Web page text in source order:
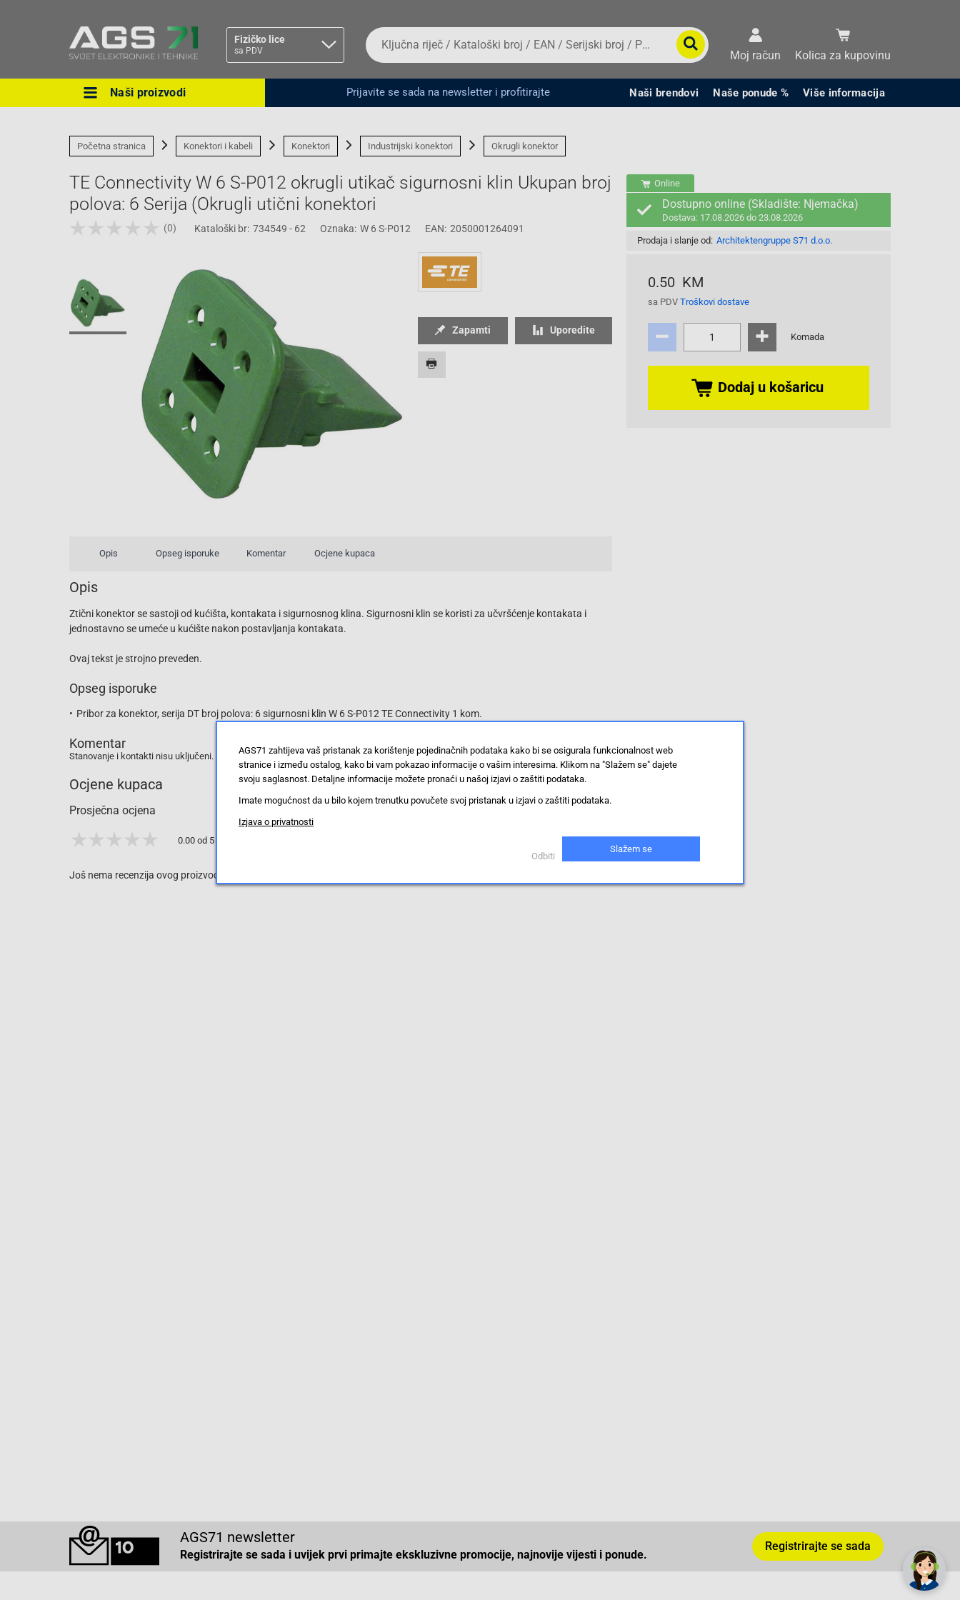
Fizičko lice
sa PDV
Ova postavka prilagođava asortiman proizvoda i
Pravno lice Fizičko lice
Da
biste
potražili
proizvod,
unesite
broj,
EAN
serijski
broj
Moj račun Kolica za kupovinu
Naši proizvodi Prijavite se sada na newsletter i profitirajte Naši brendovi Naše ponude % Više informacija
Početna stranica Konektori i kabeli Konektori Industrijski konektori Okrugli konektor
TE Connectivity W 6 S-P012 okrugli utikač sigurnosni klin Ukupan broj
polova: 6 Serija (Okrugli utični konektori
(0) Kataloški br: 734549 - 62 Oznaka: W 6 S-P012 EAN: 2050001264091
Online
Dostupno online (Skladište: Njemačka)
Dostava: 17.08.2026 do 23.08.2026
Prodaja i slanje od: Architektengruppe S71 d.o.o.
0.50 KM
sa PDV Troškovi dostave
Komada
Dodaj u košaricu
Zapamti Uporedite
Opis Opseg isporuke Komentar Ocjene kupaca
Opis
Ztični konektor se sastoji od kućišta, kontakata i sigurnosnog klina. Sigurnosni klin se koristi za učvršćenje kontakata i
jednostavno se umeće u kućište nakon postavljanja kontakata.
Ovaj tekst je strojno preveden.
Opseg isporuke
Pribor za konektor, serija DT broj polova: 6 sigurnosni klin W 6 S-P012 TE Connectivity 1 kom.
Komentar
Stanovanje i kontakti nisu uključeni.
Ocjene kupaca
Prosječna ocjena
0.00 od 5 zvjezdica
Još nema recenzija ovog proizvoda, ali to možete promijeniti.
AGS71 newsletter
Registrirajte se sada i uvijek prvi primajte ekskluzivne promocije, najnovije vijesti i ponude.
Registrirajte se sada
AGS71 zahtijeva vaš pristanak za korištenje pojedinačnih podataka kako bi se osigurala funkcionalnost web
stranice i između ostalog, kako bi vam pokazao informacije o vašim interesima. Klikom na "Slažem se" dajete
svoju saglasnost. Detaljne informacije možete pronaći u našoj izjavi o zaštiti podataka.
Imate mogućnost da u bilo kojem trenutku povučete svoj pristanak u izjavi o zaštiti podataka.
Izjava o privatnosti
Odbiti
Slažem se
Trebate pomoć? Tu smo! 👋 ✕